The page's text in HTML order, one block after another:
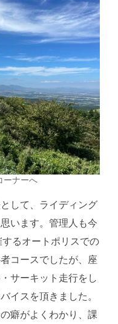
ーナーへ
して、ライディング
います。管理人も今
るオートポリスでの
コースでしたが、座
サーキット走行をし
イスを頂きました。
癖がよくわかり、課